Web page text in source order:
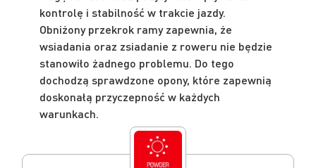
kontrolę i stabilność w trakcie jazdy.
Obniżony przekrok ramy zapewnia, że
wsiadania oraz zsiadanie z roweru nie będzie
stanowiło żadnego problemu. Do tego
dochodzą sprawdzone opony, które zapewnią
doskonałą przyczepność w każdych
warunkach.